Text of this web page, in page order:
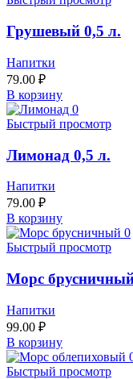
Грушевый 0,5 л.
Напитки
79.00 ₽
В корзину
Быстрый просмотр
Лимонад 0,5 л.
Напитки
79.00 ₽
В корзину
Быстрый просмотр
Морс
Напитки
99.00 ₽
В корзину
Быстрый просмотр